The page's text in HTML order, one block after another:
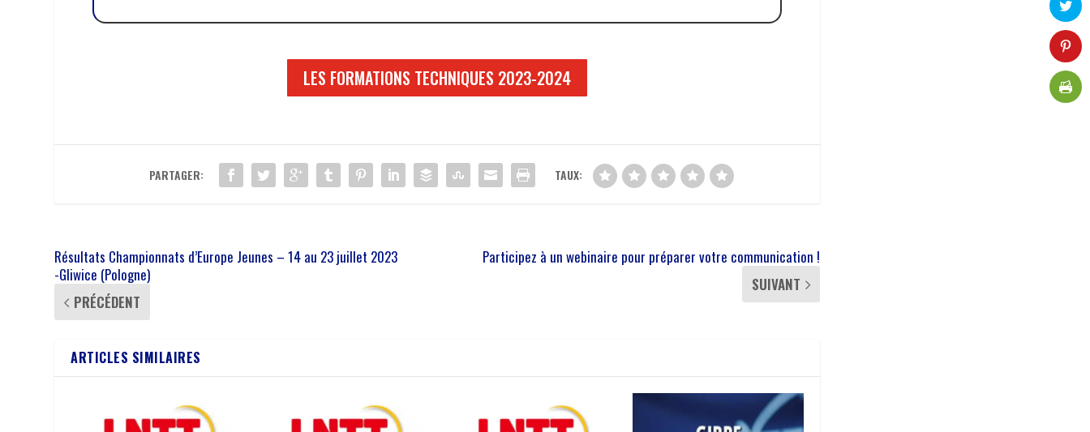
LES FORMATIONS TECHNIQUES 2023-2024
PARTAGER: TAUX:
Résultats Championnats d’Europe Jeunes – 14 au 23 juillet 2023
-Gliwice (Pologne)
PRÉCÉDENT
Participez à un webinaire pour préparer votre communication !
SUIVANT
ARTICLES SIMILAIRES